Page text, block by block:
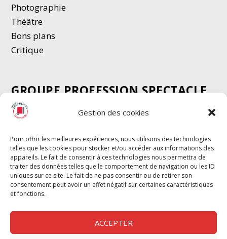
Gestion des cookies
Pour offrir les meilleures expériences, nous utilisons des technologies
telles que les cookies pour stocker et/ou accéder aux informations des
appareils. Le fait de consentir à ces technologies nous permettra de
traiter des données telles que le comportement de navigation ou les ID
uniques sur ce site. Le fait de ne pas consentir ou de retirer son
consentement peut avoir un effet négatif sur certaines caractéristiques
et fonctions.
ACCEPTER
Photographie
Théâtre
Bons plans
Critique
GROUPE PROFESSION SPECTACLE
Chèque Intermittents
Chèque Compta
Chèque Emploi Spectacle
G-Pods
Profession Audio-visuel
Le Cahier Pro
Suivre Suivre